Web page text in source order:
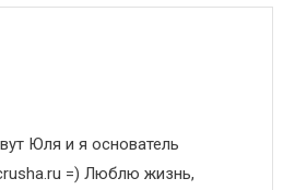
Юля и я основатель
=) Люблю жизнь,